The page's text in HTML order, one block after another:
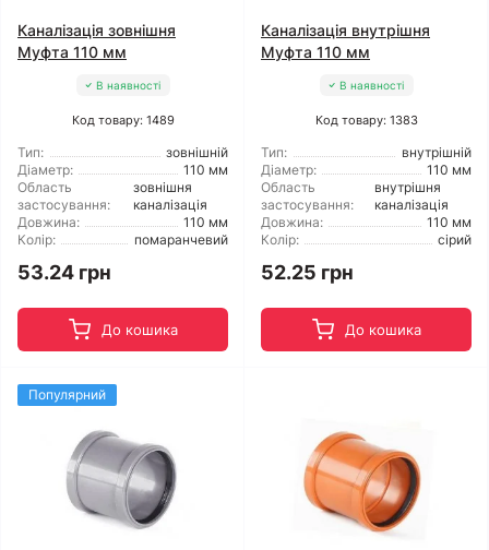
Каналізація зовнішня
Муфта 110 мм
В наявності
Код товару: 1489
Тип:
зовнішній
Діаметр:
110 мм
Область
застосування:
зовнішня
каналізація
Довжина:
110 мм
Колір:
помаранчевий
53.24 грн
До кошика
Каналізація внутрішня
Муфта 110 мм
В наявності
Код товару: 1383
Тип:
внутрішній
Діаметр:
110 мм
Область
застосування:
внутрішня
каналізація
Довжина:
110 мм
Колір:
сірий
52.25 грн
До кошика
Популярний